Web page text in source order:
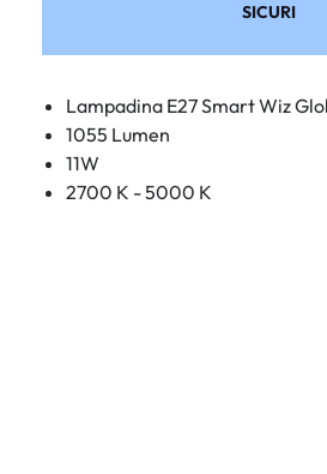
SICURI
Lampadina E27 Smart Wiz
1055 Lumen
11W
2700 K - 5000 K